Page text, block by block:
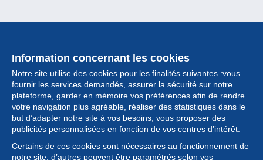
Information concernant les cookies
Notre site utilise des cookies pour les finalités suivantes :vous
fournir les services demandés, assurer la sécurité sur notre
plateforme, garder en mémoire vos préférences afin de rendre
votre navigation plus agréable, réaliser des statistiques dans le
but d’adapter notre site à vos besoins, vous proposer des
publicités personnalisées en fonction de vos centres d’intérêt.
Certains de ces cookies sont nécessaires au fonctionnement de
notre site, d’autres peuvent être paramétrés selon vos
Collection
Actualités